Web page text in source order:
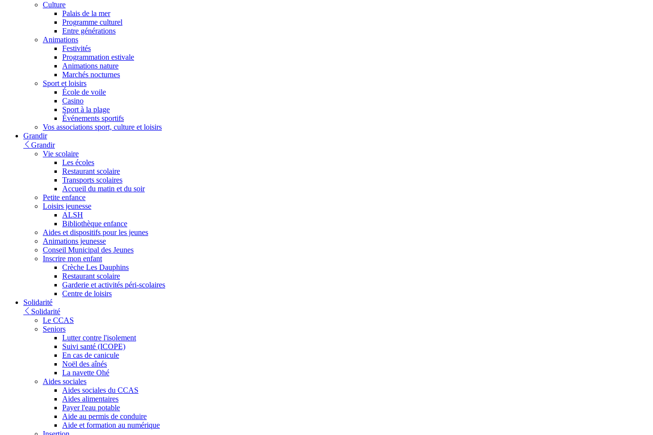
Culture
Palais de la mer
Programme culturel
Entre générations
Animations
Festivités
Programmation estivale
Animations nature
Marchés nocturnes
Sport et loisirs
École de voile
Casino
Sport à la plage
Événements sportifs
Vos associations sport, culture et loisirs
Grandir
Grandir
Vie scolaire
Les écoles
Restaurant scolaire
Transports scolaires
Accueil du matin et du soir
Petite enfance
Loisirs jeunesse
ALSH
Bibliothèque enfance
Aides et dispositifs pour les jeunes
Animations jeunesse
Conseil Municipal des Jeunes
Inscrire mon enfant
Crèche Les Dauphins
Restaurant scolaire
Garderie et activités péri-scolaires
Centre de loisirs
Solidarité
Solidarité
Le CCAS
Seniors
Lutter contre l'isolement
Suivi santé (ICOPE)
En cas de canicule
Noël des aînés
La navette Ohé
Aides sociales
Aides sociales du CCAS
Aides alimentaires
Payer l'eau potable
Aide au permis de conduire
Aide et formation au numérique